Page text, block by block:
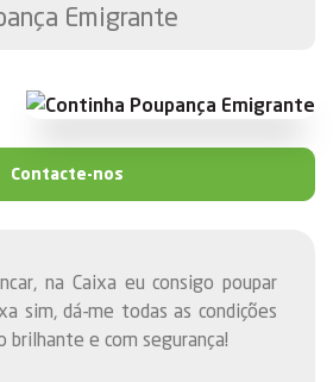
Emigrante
Contacte-nos
na Caixa eu consigo poupar
sim, dá-me todas as condições
e com segurança!